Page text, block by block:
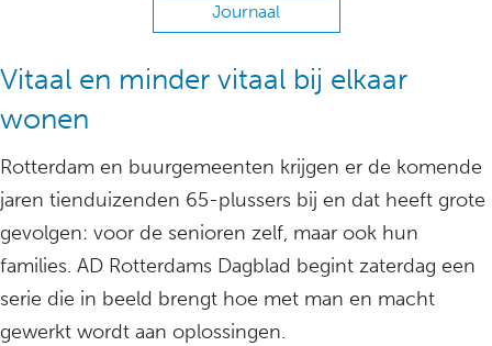
Journaal
Vitaal en minder vitaal bij elkaar
wonen
Rotterdam en buurgemeenten krijgen er de komende
jaren tienduizenden 65-plussers bij en dat heeft grote
gevolgen: voor de senioren zelf, maar ook hun
families. AD Rotterdams Dagblad begint zaterdag een
serie die in beeld brengt hoe met man en macht
gewerkt wordt aan oplossingen.